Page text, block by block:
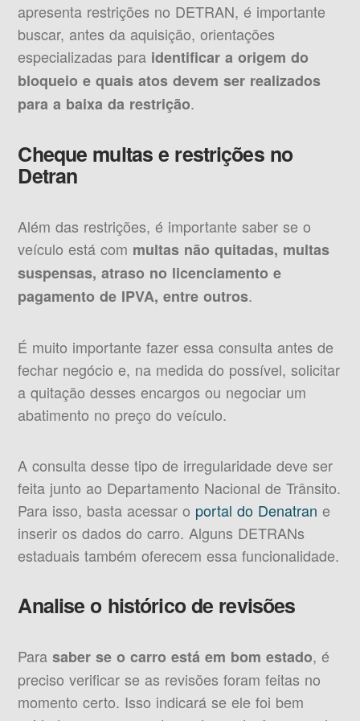
apresenta restrições no DETRAN, é importante
buscar, antes da aquisição, orientações
especializadas para identificar a origem do
bloqueio e quais atos devem ser realizados
para a baixa da restrição.
Cheque multas e restrições no
Detran
Além das restrições, é importante saber se o
veículo está com multas não quitadas, multas
suspensas, atraso no licenciamento e
pagamento de IPVA, entre outros.
É muito importante fazer essa consulta antes de
fechar negócio e, na medida do possível, solicitar
a quitação desses encargos ou negociar um
abatimento no preço do veículo.
A consulta desse tipo de irregularidade deve ser
feita junto ao Departamento Nacional de Trânsito.
Para isso, basta acessar o portal do Denatran e
inserir os dados do carro. Alguns DETRANs
estaduais também oferecem essa funcionalidade.
Analise o histórico de revisões
Parasaber se o carro está em bom estado, é
preciso verificar se as revisões foram feitas no
momento certo. Isso indicará se ele foi bem